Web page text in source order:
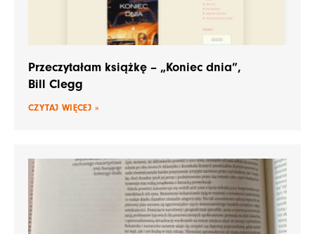
Przeczytałam książkę – „Koniec dnia”,
Bill Clegg
CZYTAJ WIĘCEJ »